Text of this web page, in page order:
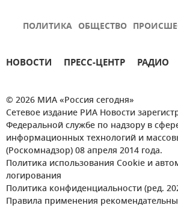
ПОЛИТИКА ОБЩЕСТВО
НОВОСТИ ПРЕСС-ЦЕНТР РАДИО
© 2026 МИА «Россия сегодня»
Сетевое издание РИА Новости
Федеральной службе по надзору в
информационных технологий и
(Роскомнадзор) 08 апреля 2014 года.
Политика использования Cookie и
логирования
Политика конфиденциальности (ред.
Правила применения